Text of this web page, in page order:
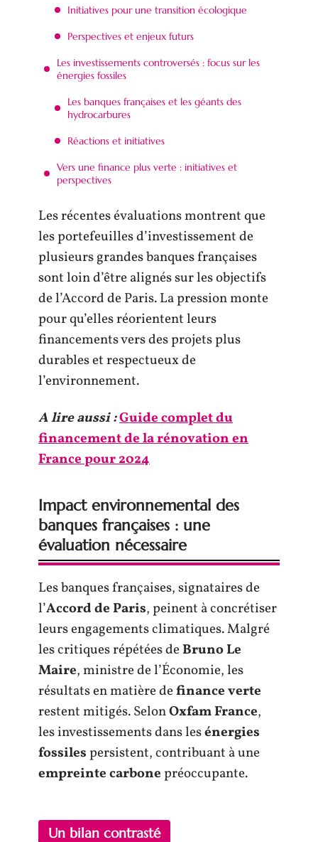
Initiatives pour une transition écologique
Perspectives et enjeux futurs
Les investissements controversés : focus sur les
énergies fossiles
Les banques françaises et les géants des
hydrocarbures
Réactions et initiatives
Vers une finance plus verte : initiatives et
perspectives
Les récentes évaluations montrent que
les portefeuilles d’investissement de
plusieurs grandes banques françaises
sont loin d’être alignés sur les objectifs
de l’Accord de Paris. La pression monte
pour qu’elles réorientent leurs
financements vers des projets plus
durables et respectueux de
l’environnement.
A lire aussi :Guide complet du
financement de la rénovation en
France pour 2024
Impact environnemental des
banques françaises : une
évaluation nécessaire
Les banques françaises, signataires de
l’Accord de Paris, peinent à concrétiser
leurs engagements climatiques. Malgré
les critiques répétées deBruno Le
Maire, ministre de l’Économie, les
résultats en matière definance verte
restent mitigés. SelonOxfam France,
les investissements dans lesénergies
fossilespersistent, contribuant à une
empreinte carbonepréoccupante.
Un bilan contrasté